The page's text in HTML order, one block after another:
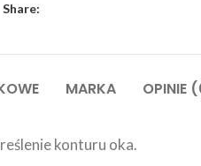
Share:
MARKA OPINIE
konturu oka.